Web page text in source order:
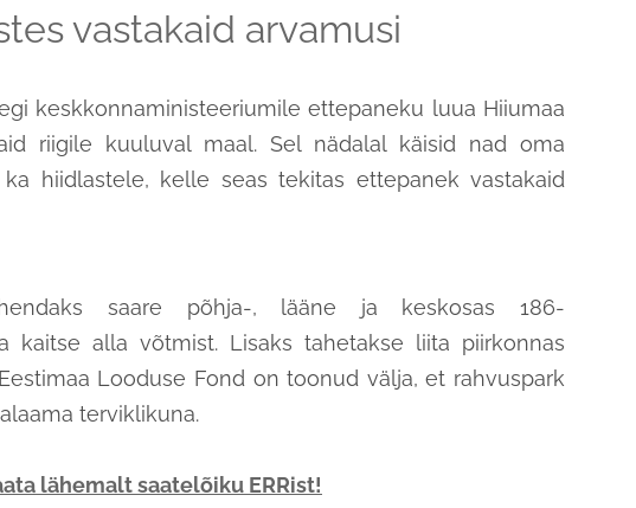
vastakaid arvamusi
keskkonnaministeeriumile ettepaneku luua Hiiumaa
riigile kuuluval maal. Sel nädalal käisid nad oma
hiidlastele, kelle seas tekitas ettepanek vastakaid
saare põhja-, lääne ja keskosas 186-
kaitse alla võtmist. Lisaks tahetakse liita piirkonnas
Looduse Fond on toonud välja, et rahvuspark
terviklikuna.
lähemalt saatelõiku ERRist!